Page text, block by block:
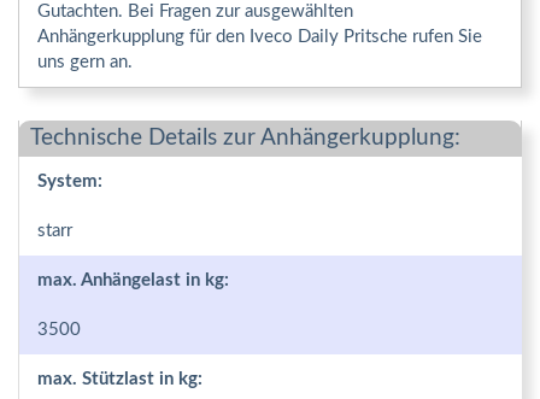
Gutachten. Bei Fragen zur ausgewählten
Anhängerkupplung für den Iveco Daily Pritsche rufen Sie
uns gern an.
Technische Details zur Anhängerkupplung:
System:
starr
max. Anhängelast in kg:
3500
max. Stützlast in kg: